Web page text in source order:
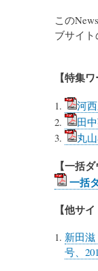
この
ブサイト
【特集
河
田
丸
【一括
一括
【他サ
新田
号、